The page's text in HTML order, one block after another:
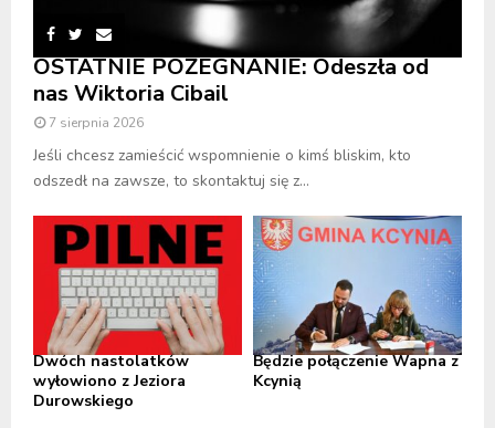
OSTATNIE POŻEGNANIE: Odeszła od
nas Wiktoria Cibail
7 sierpnia 2026
Jeśli chcesz zamieścić wspomnienie o kimś bliskim, kto
odszedł na zawsze, to skontaktuj się z...
Dwóch nastolatków
wyłowiono z Jeziora
Durowskiego
Będzie połączenie Wapna z
Kcynią